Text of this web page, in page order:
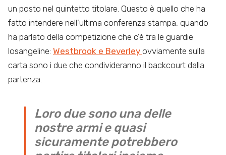
un posto nel quintetto titolare. Questo è quello che ha
fatto intendere nell’ultima conferenza stampa, quando
ha parlato della competizione che c’è tra le guardie
losangeline: Westbrook e Beverley ovviamente sulla
carta sono i due che condivideranno il backcourt dalla
partenza.
Loro due sono una delle
nostre armi e quasi
sicuramente potrebbero